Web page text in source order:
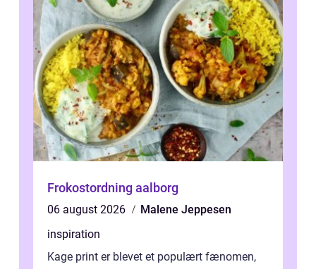
Frokostordning aalborg
06 august 2026
Malene Jeppesen
inspiration
Kage print er blevet et populært fænomen,